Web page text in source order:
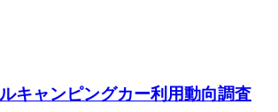
キャンピングカー利用動向調査